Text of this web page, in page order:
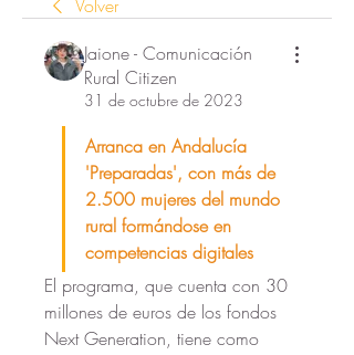
Volver
Jaione - Comunicación
Rural Citizen
31 de octubre de 2023
Arranca en Andalucía
'Preparadas', con más de
2.500 mujeres del mundo
rural formándose en
competencias digitales
El programa, que cuenta con 30
millones de euros de los fondos
Next Generation, tiene como